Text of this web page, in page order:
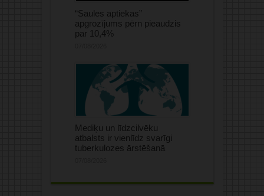
“Saules aptiekas”
apgrozījums pērn pieaudzis
par 10,4%
Mediķu un līdzcilvēku
atbalsts ir vienlīdz svarīgi
tuberkulozes ārstēšanā